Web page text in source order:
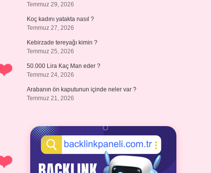
Temmuz 29, 2026
Koç kadını yatakta nasıl ?
Temmuz 27, 2026
Kebirzade tereyağı kimin ?
Temmuz 25, 2026
50.000 Lira Kaç Man eder ?
Temmuz 24, 2026
Arabanın ön kaputunun içinde neler var ?
Temmuz 21, 2026